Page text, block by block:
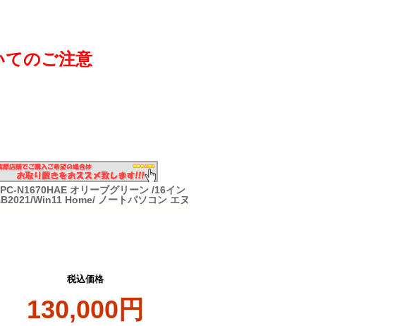
てのご注意
N1670HAE オリーブグリーン /16イン
Win11 Home/ ノートパソコン エヌ
税込価格
130,000円